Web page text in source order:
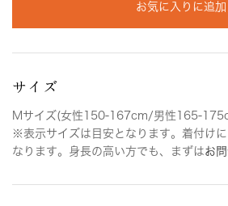
お気に入りに追加
サイズ
Mサイズ(女性150-167cm/男性165-
※表示サイズは目安となります。着付け
なります。身長の高い方でも、まずはお